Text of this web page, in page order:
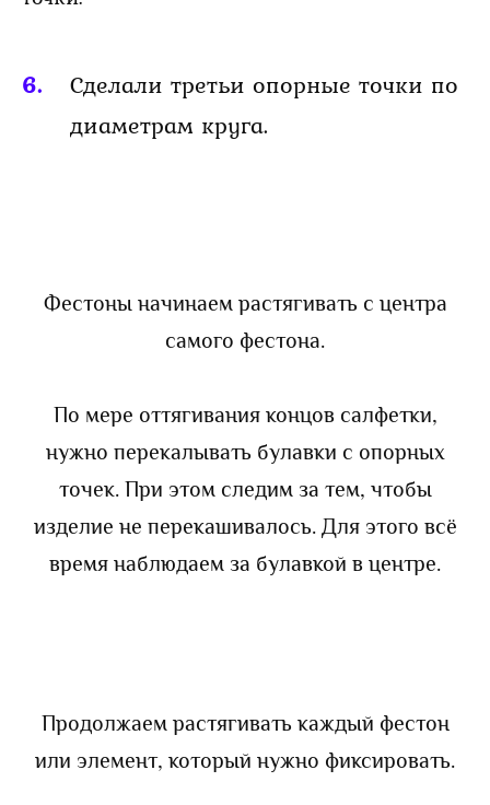
Сделали третьи опорные точки по
диаметрам круга.
Фестоны начинаем растягивать с центра
самого фестона.
По мере оттягивания концов салфетки,
нужно перекалывать булавки с опорных
точек. При этом следим за тем, чтобы
изделие не перекашивалось. Для этого всё
время наблюдаем за булавкой в центре.
Продолжаем растягивать каждый фестон
или элемент, который нужно фиксировать.